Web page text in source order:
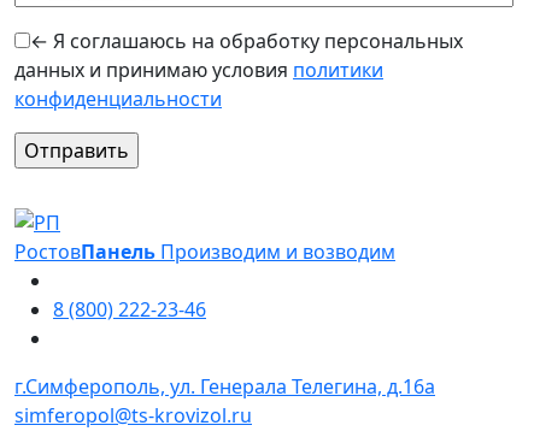
← Я соглашаюсь на обработку персональных
данных и принимаю условия политики
конфиденциальности
Оставьте это поле пустым.
РостовПанель Производим и возводим
8 (800) 222-23-46
г.Симферополь, ул. Генерала Телегина, д.16а
simferopol@ts-krovizol.ru